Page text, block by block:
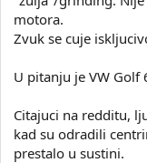
motora.
Zvuk se cuje
U pitanju je VW Golf
Citajuci na redditu,
kad su odradili
prestalo u sustini.